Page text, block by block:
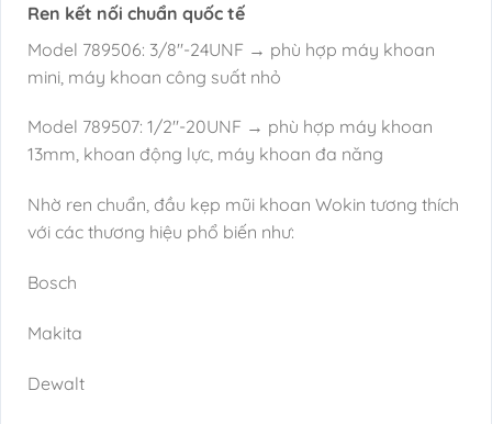
Ren kết nối chuẩn quốc tế
Model 789506: 3/8″-24UNF → phù hợp máy khoan
mini, máy khoan công suất nhỏ
Model 789507: 1/2″-20UNF → phù hợp máy khoan
13mm, khoan động lực, máy khoan đa năng
Nhờ ren chuẩn, đầu kẹp mũi khoan Wokin tương thích
với các thương hiệu phổ biến như:
Bosch
Makita
Dewalt